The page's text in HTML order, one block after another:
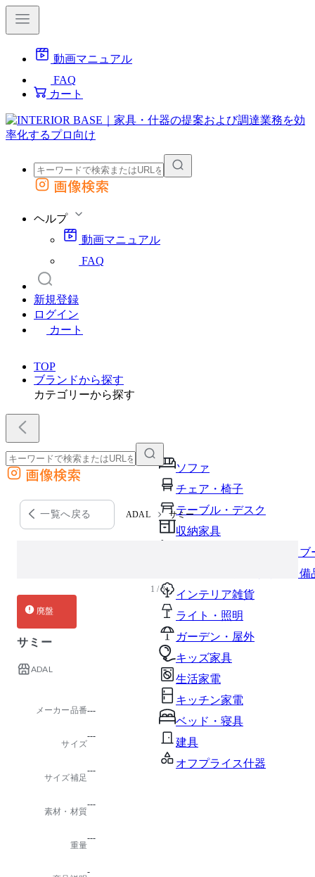
動画マニュアル
FAQ
カート
外部サイトの商品をカートに追加
画像検索
ヘルプ
動画マニュアル
FAQ
新規登録
ログイン
カート
TOP
ブランドから探す
カテゴリーから探す
ソファ
チェア・椅子
テーブル・デスク
収納家具
パーソナルブース・集中ブ
オフィスアクセサリー・備
インテリア雑貨
ライト・照明
ガーデン・屋外
キッズ家具
生活家電
キッチン家電
ベッド・寝具
建具
オフプライス什器
外部サイトの商品をカートに追加
他のサイトで見つけた商品ページのURLを貼り付けて、カートに追加できます
画像検索
一覧へ戻る ADAL サミー
1 / 3
廃盤
サミー
ADAL
メーカー品番---
サイズ
---
サイズ補足
---
素材・材質
---
重量
---
-